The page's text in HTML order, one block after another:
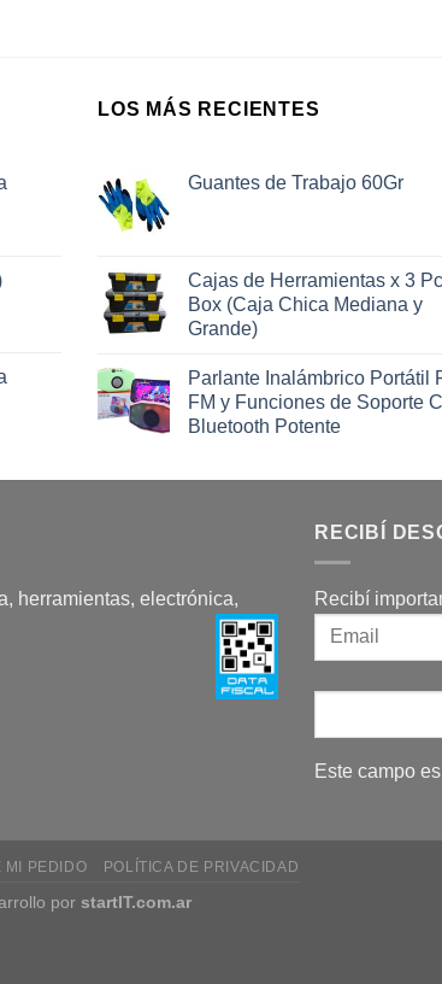
LOS MÁS RECIENTES
Guantes de Trabajo 60Gr
Cajas de Herramientas x 3
Box (Caja Chica Mediana y
Grande)
Parlante Inalámbrico Portátil
FM y Funciones de Soporte
Bluetooth Potente
herramientas, electrónica,
RECIBÍ
Recibí
Este campo
MI PEDIDO POLÍTICA DE PRIVACIDAD
por startIT.com.ar